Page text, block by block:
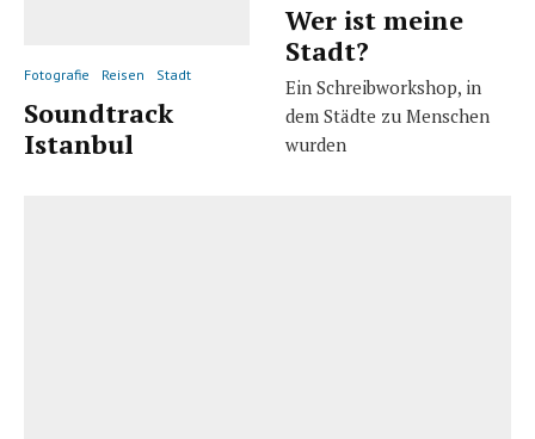
Fotografie Reisen Stadt
Soundtrack
Istanbul
Wer ist meine
Stadt?
Ein Schreibworkshop, in
dem Städte zu Menschen
wurden